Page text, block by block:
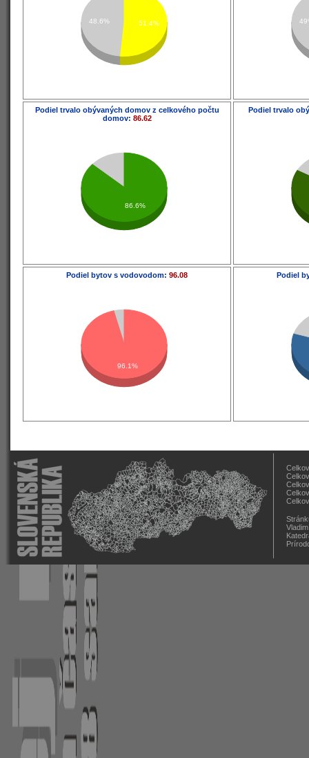
48.6% 51.4%
Podiel trvalo obývaných domov z celkového počtu
domov: 86.62
86.6%
Podiel trvalo
Podiel bytov s vodovodom: 96.08
96.1%
Podiel